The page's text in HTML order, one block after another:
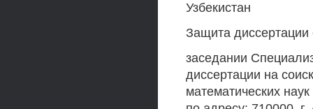
Узбекистан
Защита диссертации
заседании
диссертации на
математических